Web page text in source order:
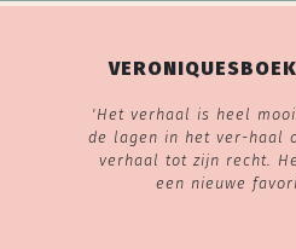
'Het verhaal is heel
de lagen in het ver-haal
verhaal tot zijn recht.
een nieuwe